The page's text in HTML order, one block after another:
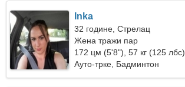
Inka
32 године, Стрелац
Жена тражи пар
172 цм (5'8"), 57 кг (125 лбс)
Ауто-трке, Бадминтон